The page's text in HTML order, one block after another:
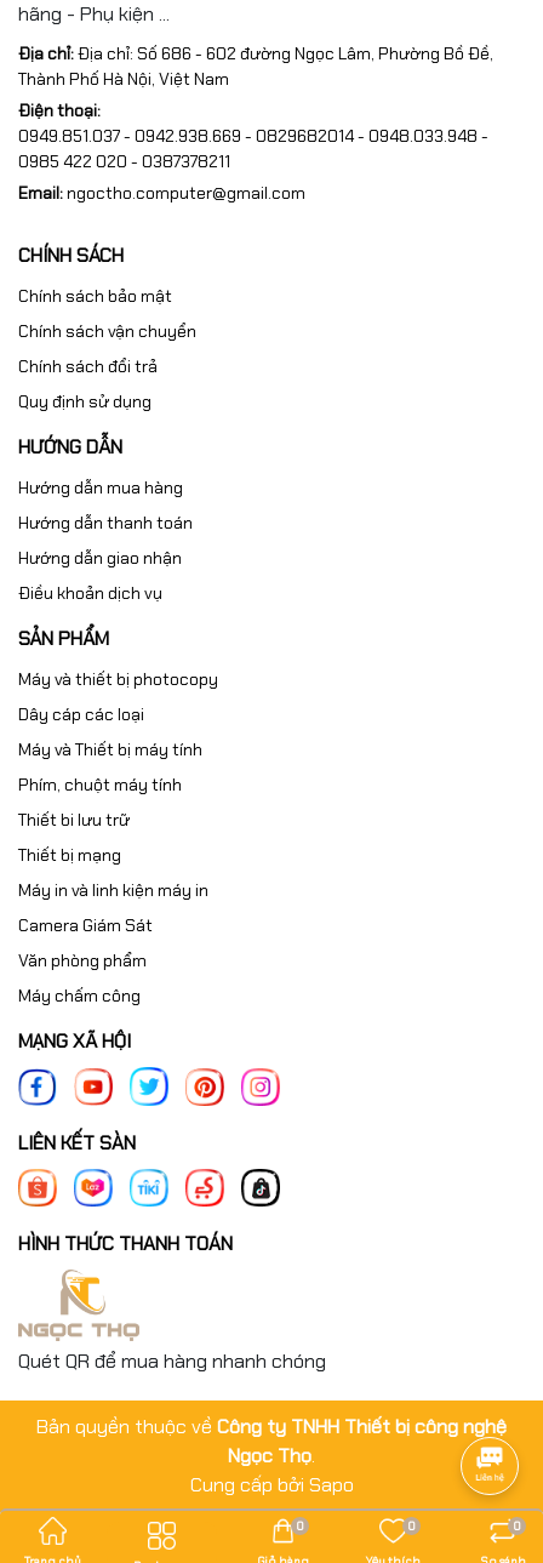
hãng - Phụ kiện ...
Địa chỉ:Địa chỉ: Số 686 - 602 đường Ngọc Lâm, Phường Bồ Đề,
Thành Phố Hà Nội, Việt Nam
Điện thoại:
0949.851.037 - 0942.938.669 - 0829682014 - 0948.033.948 -
0985 422 020 - 0387378211
Email:ngoctho.computer@gmail.com
CHÍNH SÁCH
Chính sách bảo mật
Chính sách vận chuyển
Chính sách đổi trả
Quy định sử dụng
HƯỚNG DẪN
Hướng dẫn mua hàng
Hướng dẫn thanh toán
Hướng dẫn giao nhận
Điều khoản dịch vụ
SẢN PHẨM
Máy và thiết bị photocopy
Dây cáp các loại
Máy và Thiết bị máy tính
Phím, chuột máy tính
Thiết bi lưu trữ
Thiết bị mạng
Máy in và linh kiện máy in
Camera Giám Sát
Văn phòng phẩm
Máy chấm công
MẠNG XÃ HỘI
LIÊN KẾT SÀN
HÌNH THỨC THANH TOÁN
Quét QR để mua hàng nhanh chóng
Bản quyền thuộc về Công ty TNHH Thiết bị công nghệ
Ngọc Thọ.
Cung cấp bởi Sapo
0 0 0